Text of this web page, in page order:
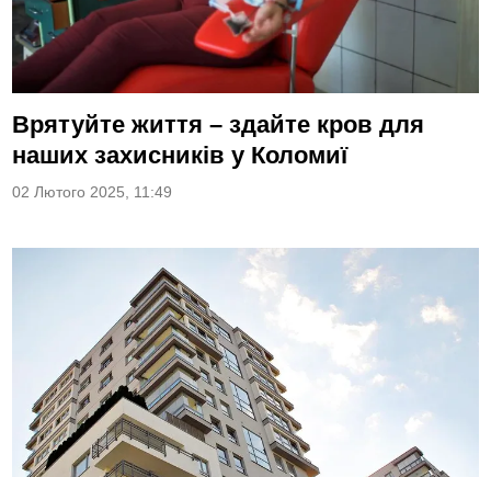
Врятуйте життя – здайте кров для
наших захисників у Коломиї
02 Лютого 2025, 11:49